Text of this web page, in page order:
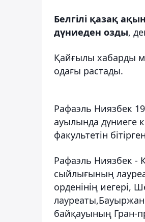
Белгілі қазақ
дүниеден озды,
Қайғылы хабарды
одағы растады.
Рафаэль Ниязбек
ауылында дүниеге
факультетін
Рафаэль Ниязбек -
сыйлығының
орденінің иегері,
байқауының Гран-